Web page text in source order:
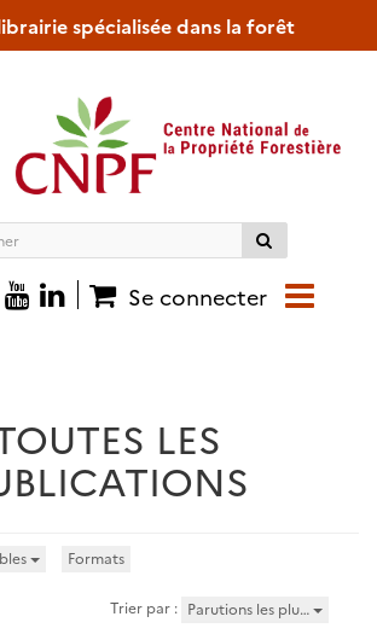
spécialisée dans la forêt
Rechercher
siteSe connecter
LES
Formats
Trier par : Parutions les plu…